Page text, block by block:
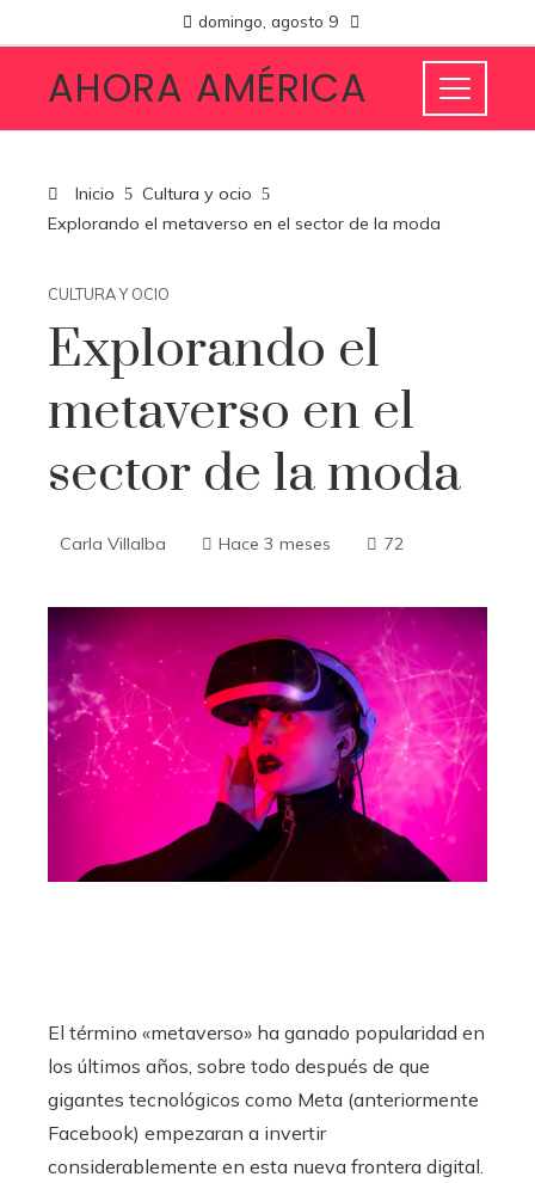
domingo, agosto 9
AHORA AMÉRICA
Inicio
Cultura y ocio
Explorando el metaverso en el sector de la moda
CULTURA Y OCIO
Explorando el
metaverso en el
sector de la moda
Carla Villalba Hace 3 meses 72
El término «metaverso» ha ganado popularidad en
los últimos años, sobre todo después de que
gigantes tecnológicos como Meta (anteriormente
Facebook) empezaran a invertir
considerablemente en esta nueva frontera digital.